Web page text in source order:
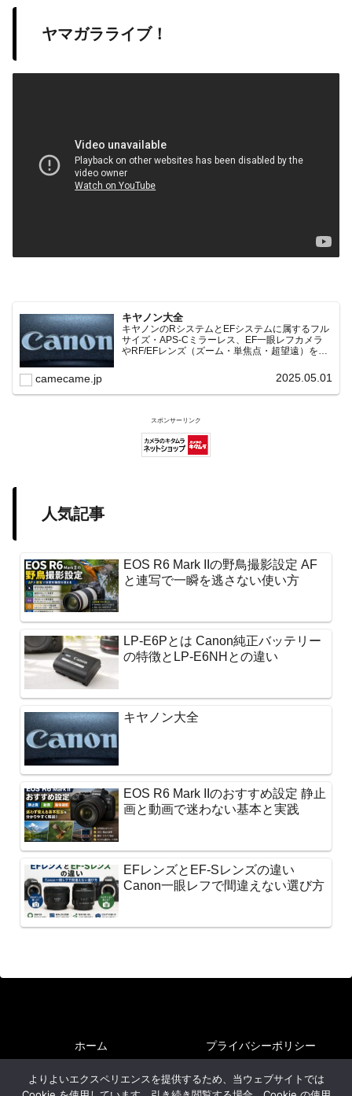
ヤマガラライブ！
キヤノン大全
キヤノンのRシステムとEFシステムに属するフル
サイズ・APS-Cミラーレス、EF一眼レフカメラ
やRF/EFレンズ（ズーム・単焦点・超望遠）をカ
常に機種の内部リンク設計で回遊性向上と快適表
camecame.jp 2025.05.01
スポンサーリンク
人気記事
EOS R6 Mark IIの野鳥撮影設定 AF
と連写で一瞬を逃さない使い方
LP-E6Pとは Canon純正バッテリー
の特徴とLP-E6NHとの違い
キヤノン大全
EOS R6 Mark IIのおすすめ設定 静止
画と動画で迷わない基本と実践
EFレンズとEF-Sレンズの違い
Canon一眼レフで間違えない選び方
ホーム
プライバシーポリシー
よりよいエクスペリエンスを提供するため、当ウェブサイトでは